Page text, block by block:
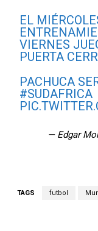
EL
VIERNES
PUERTA
PACHUCA
#SUDAFRICA
— Edgar
TAGS futbol